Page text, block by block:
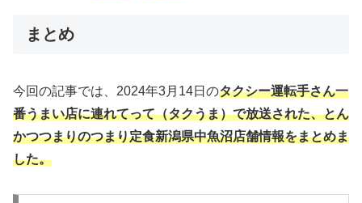
まとめ
今回の記事では、2024年3月14日のタクシー運転手さん一
番うまい店に連れてって（タクうま）で放送された、とん
かつつまりのつまり定食新潟県中魚沼店舗情報をまとめま
した。